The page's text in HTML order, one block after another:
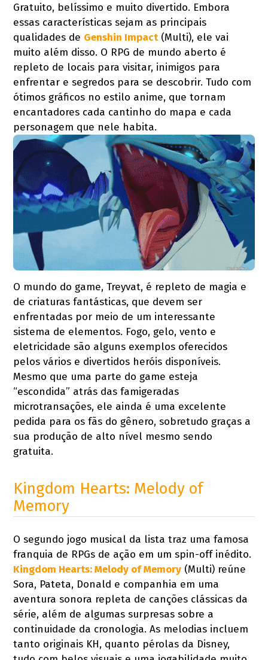
Gratuito, belíssimo e muito divertido. Embora
essas características sejam as principais
qualidades de Genshin Impact(Multi), ele vai
muito além disso. O RPG de mundo aberto é
repleto de locais para visitar, inimigos para
enfrentar e segredos para se descobrir. Tudo com
ótimos gráficos no estilo anime, que tornam
encantadores cada cantinho do mapa e cada
personagem que nele habita.
O mundo do game, Treyvat, é repleto de magia e
de criaturas fantásticas, que devem ser
enfrentadas por meio de um interessante
sistema de elementos. Fogo, gelo, vento e
eletricidade são alguns exemplos oferecidos
pelos vários e divertidos heróis disponíveis.
Mesmo que uma parte do game esteja
“escondida” atrás das famigeradas
microtransações, ele ainda é uma excelente
pedida para os fãs do gênero, sobretudo graças a
sua produção de alto nível mesmo sendo
gratuita.
Kingdom Hearts: Melody of
Memory
O segundo jogo musical da lista traz uma famosa
franquia de RPGs de ação em um spin-off inédito.
Kingdom Hearts: Melody of Memory (Multi) reúne
Sora, Pateta, Donald e companhia em uma
aventura sonora repleta de canções clássicas da
série, além de algumas surpresas sobre a
continuidade da cronologia. As melodias incluem
tanto originais KH, quanto pérolas da Disney,